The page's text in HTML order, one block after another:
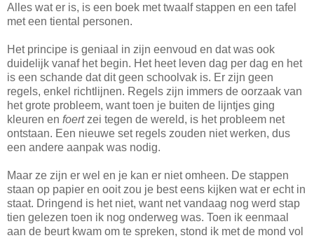
Alles wat er is, is een boek met twaalf stappen en een tafel
met een tiental personen.
Het principe is geniaal in zijn eenvoud en dat was ook
duidelijk vanaf het begin. Het heet leven dag per dag en het
is een schande dat dit geen schoolvak is. Er zijn geen
regels, enkel richtlijnen. Regels zijn immers de oorzaak van
het grote probleem, want toen je buiten de lijntjes ging
kleuren en foertzei tegen de wereld, is het probleem net
ontstaan. Een nieuwe set regels zouden niet werken, dus
een andere aanpak was nodig.
Maar ze zijn er wel en je kan er niet omheen. De stappen
staan op papier en ooit zou je best eens kijken wat er echt in
staat. Dringend is het niet, want net vandaag nog werd stap
tien gelezen toen ik nog onderweg was. Toen ik eenmaal
aan de beurt kwam om te spreken, stond ik met de mond vol